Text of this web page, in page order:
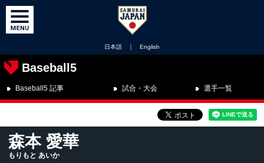
日本語 ｜ English
Baseball5
Baseball5 記事 試合・大会 選手一覧
森本 愛華
もりもと あいか